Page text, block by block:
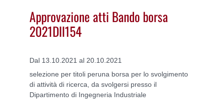
Approvazione atti Bando borsa
2021DII154
Dal 13.10.2021 al 20.10.2021
selezione per titoli peruna borsa per lo svolgimento
di attività di ricerca, da svolgersi presso il
Dipartimento di Ingegneria Industriale